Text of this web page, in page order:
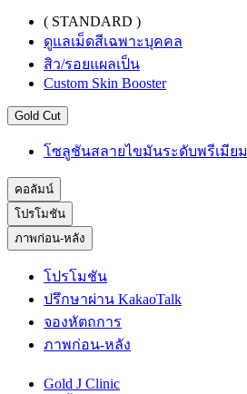
( STANDARD )
ดูแลเม็ดสีเฉพาะบุคคล
สิว/รอยแผลเป็น
Custom Skin Booster
Gold Cut
โซลูชันสลายไขมันระดับพรีเมียม
คอลัมน์
โปรโมชัน
ภาพก่อน-หลัง
โปรโมชัน
ปรึกษาผ่าน KakaoTalk
จองหัตถการ
ภาพก่อน-หลัง
Gold J Clinic